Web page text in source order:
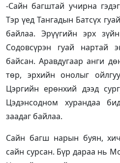
-Сайн багштай учирна
Тэр үед Тангадын Батсүх
байлаа. Эрүүгийн эрх
Содовсүрэн гуай нартай
байсан. Аравдугаар анги
төр, эрхийн онолыг
Цэргийн ерөнхий дээд
Цэдэнсодном хурандаа
заадаг байлаа.
Сайн багш нарын буян,
сайн сурсан. Бүр дараа нь